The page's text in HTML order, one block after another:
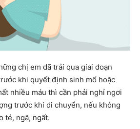
chị em đã trải qua giai đoạn
khi quyết định sinh mổ hoặc
nhiều máu thì cần phải nghỉ ngơi
trước khi di chuyển, nếu không
té, ngã, ngất.